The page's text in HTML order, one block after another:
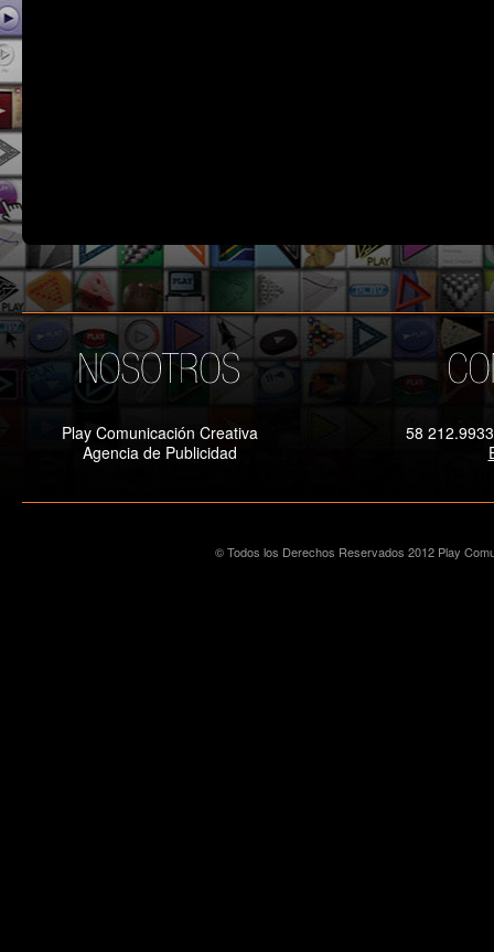
Play Comunicación Creativa
Agencia de Publicidad
58
© Todos los Derechos Reservados 2012 Play